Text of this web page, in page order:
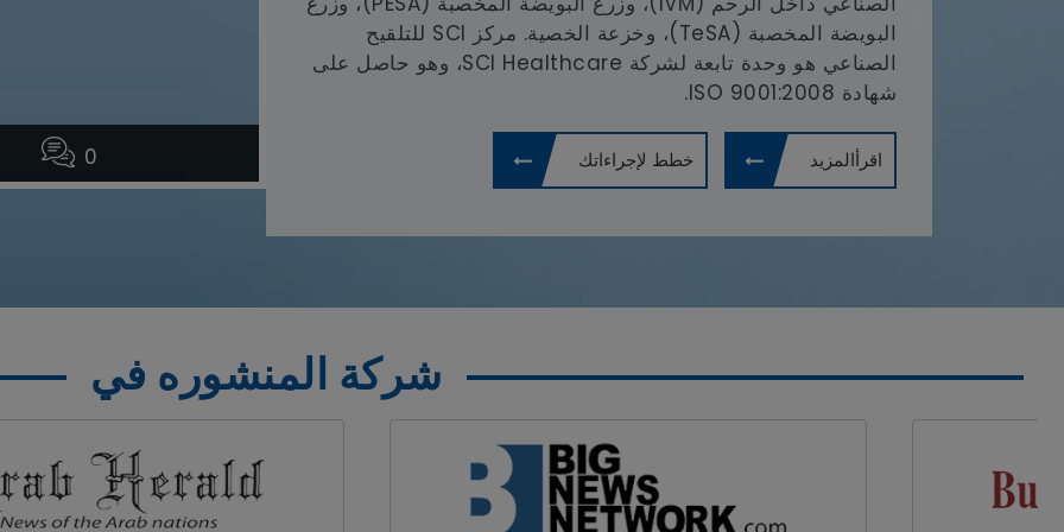
0
البويضة المخصبة (TeSA)، وخزعة الخصية. مركز SCI للتلقيح
الصناعي هو وحدة تابعة لشركة SCI Healthcare، وهو حاصل على
شهادة ISO 9001:2008.
اقرأالمزيد خطط لإجراءاتك
شركة المنشوره في